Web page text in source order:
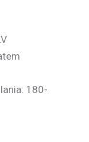
180-